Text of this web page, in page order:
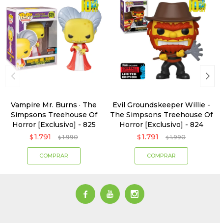
Vampire Mr. Burns · The
Simpsons Treehouse Of
Horror [Exclusivo] - 825
$ 1.791 $ 1.990
Evil Groundskeeper Willie -
The Simpsons Treehouse Of
Horror [Exclusivo] - 824
$ 1.791 $ 1.990
  